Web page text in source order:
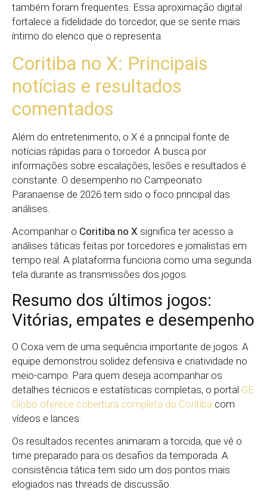
também foram frequentes. Essa aproximação digital
fortalece a fidelidade do torcedor, que se sente mais
íntimo do elenco que o representa.
Coritiba no X: Principais
notícias e resultados
comentados
Além do entretenimento, o X é a principal fonte de
notícias rápidas para o torcedor. A busca por
informações sobre escalações, lesões e resultados é
constante. O desempenho no Campeonato
Paranaense de 2026 tem sido o foco principal das
análises.
Acompanhar o Coritiba no X significa ter acesso a
análises táticas feitas por torcedores e jornalistas em
tempo real. A plataforma funciona como uma segunda
tela durante as transmissões dos jogos.
Resumo dos últimos jogos:
Vitórias, empates e desempenho
O Coxa vem de uma sequência importante de jogos. A
equipe demonstrou solidez defensiva e criatividade no
meio-campo. Para quem deseja acompanhar os
detalhes técnicos e estatísticas completas, o portal GE
Globo oferece cobertura completa do Coritiba com
vídeos e lances.
Os resultados recentes animaram a torcida, que vê o
time preparado para os desafios da temporada. A
consistência tática tem sido um dos pontos mais
elogiados nas threads de discussão.